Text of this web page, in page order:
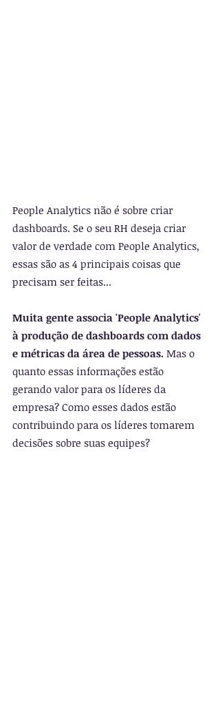
People Analytics não é sobre criar
dashboards. Se o seu RH deseja criar
valor de verdade com People Analytics,
essas são as 4 principais coisas que
precisam ser feitas...
Muita gente associa 'People Analytics'
à produção de dashboards com dados
e métricas da área de pessoas. Mas o
quanto essas informações estão
gerando valor para os líderes da
empresa? Como esses dados estão
contribuindo para os líderes tomarem
decisões sobre suas equipes?